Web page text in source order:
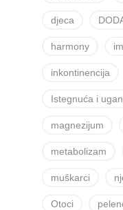
djeca
harmony
inkontinencija
Istegnuća i
magnezijum
metabolizam
muškarci
Otoci